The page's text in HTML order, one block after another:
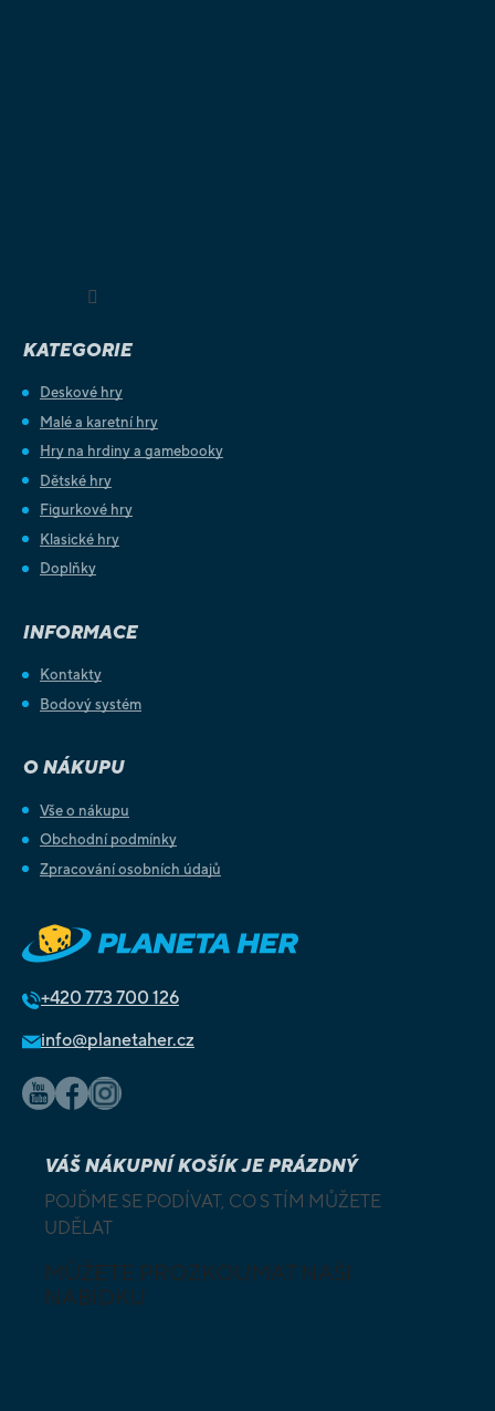
KATEGORIE
Deskové hry
Malé a karetní hry
Hry na hrdiny a gamebooky
Dětské hry
Figurkové hry
Klasické hry
Doplňky
INFORMACE
Kontakty
Bodový systém
O NÁKUPU
Vše o nákupu
Obchodní podmínky
Zpracování osobních údajů
+420 773 700 126
info@planetaher.cz
VÁŠ NÁKUPNÍ KOŠÍK JE PRÁZDNÝ
POJĎME SE PODÍVAT, CO S TÍM MŮŽETE
UDĚLAT
MŮŽETE PROZKOUMAT NAŠI
NABÍDKU